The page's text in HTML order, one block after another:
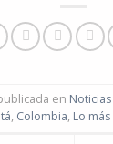
en
, Colombia, Lo